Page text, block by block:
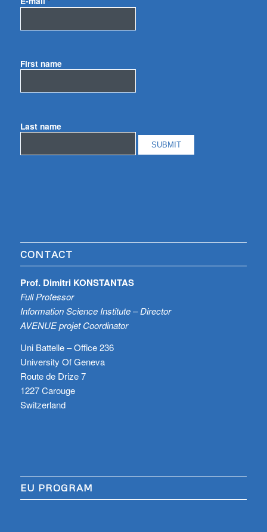
First name
Last name
CONTACT
Prof. Dimitri KONSTANTAS
Full Professor
Information Science Institute – Director
AVENUE projet Coordinator
Uni Battelle – Office 236
University Of Geneva
Route de Drize 7
1227 Carouge
Switzerland
EU PROGRAM